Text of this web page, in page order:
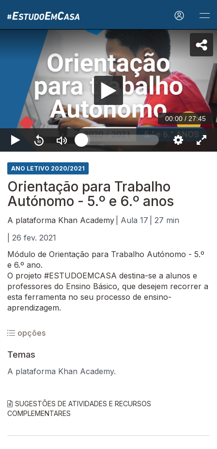
00:00 / 27:45
ANO LETIVO 2020/2021
Orientação para Trabalho
Autónomo - 5.º e 6.º anos
A plataforma Khan Academy | Aula 17
| 27 min
| 26 fev. 2021
Módulo de Orientação para Trabalho Autónomo - 5.º
e 6.º ano.
O projeto #ESTUDOEMCASA destina-se a alunos e
professores do Ensino Básico, que desejem recorrer a
esta ferramenta no seu processo de ensino-
aprendizagem.
opções
Temas
A plataforma Khan Academy.
SUGESTÕES DE ATIVIDADES E RECURSOS
COMPLEMENTARES